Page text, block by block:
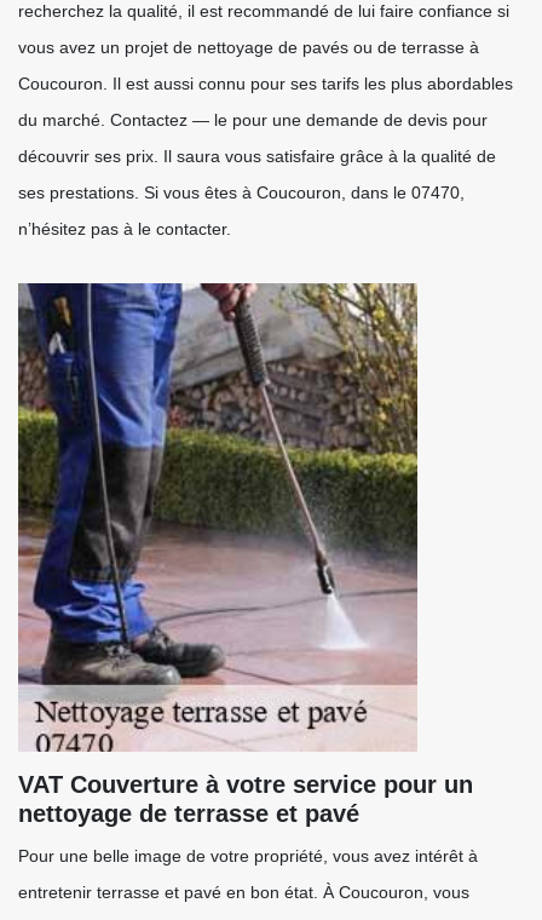
recherchez la qualité, il est recommandé de lui faire confiance si
vous avez un projet de nettoyage de pavés ou de terrasse à
Coucouron. Il est aussi connu pour ses tarifs les plus abordables
du marché. Contactez — le pour une demande de devis pour
découvrir ses prix. Il saura vous satisfaire grâce à la qualité de
ses prestations. Si vous êtes à Coucouron, dans le 07470,
n’hésitez pas à le contacter.
VAT Couverture à votre service pour un
nettoyage de terrasse et pavé
Pour une belle image de votre propriété, vous avez intérêt à
entretenir terrasse et pavé en bon état. À Coucouron, vous